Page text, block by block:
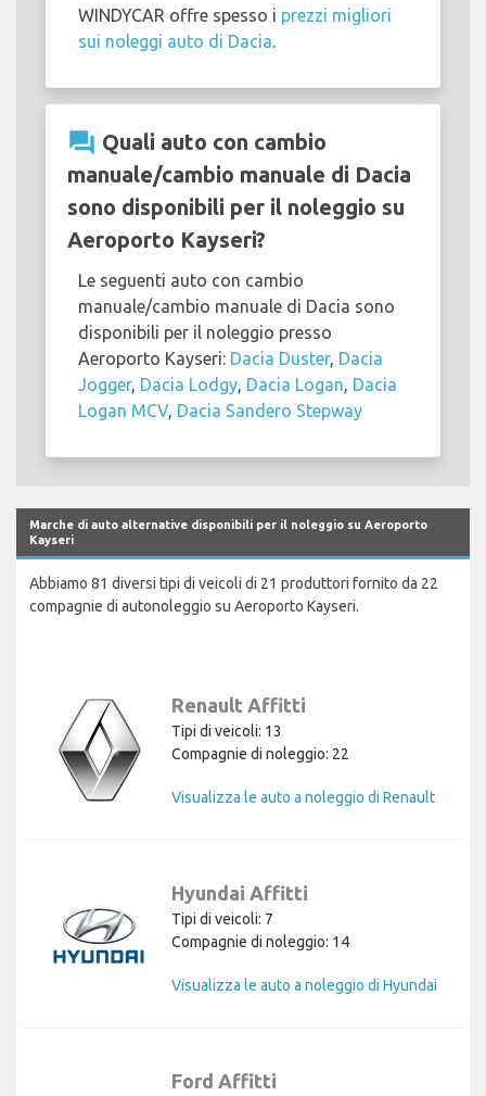
WINDYCAR offre spesso i prezzi migliori
sui noleggi auto di Dacia
question_answer Quali auto con cambio
manuale/cambio manuale di Dacia
sono disponibili per il noleggio su
Aeroporto Kayseri?
Le seguenti auto con cambio
manuale/cambio manuale di Dacia sono
disponibili per il noleggio presso
Aeroporto Kayseri: Dacia Duster, Dacia
Jogger, Dacia Lodgy Dacia Logan Dacia
Logan MCV, Dacia Sandero Stepway
Marche di auto alternative disponibili per il noleggio su Aeroporto
Kayseri
Abbiamo 81 diversi tipi di veicoli di 21 produttori fornito da 22
compagnie di autonoleggio su Aeroporto Kayseri.
Renault Affitti
Tipi di veicoli: 13
Compagnie di noleggio: 22
Visualizza le auto a noleggio di Renault
Hyundai Affitti
Tipi di veicoli: 7
Compagnie di noleggio: 14
Visualizza le auto a noleggio di Hyundai
Ford Affitti